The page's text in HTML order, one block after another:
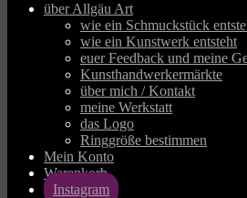
über Allgäu Art
wie ein Schmuckstück
wie ein Kunstwerk entsteht
euer Feedback und meine
Kunsthandwerkermärkte
über mich / Kontakt
meine Werkstatt
das Logo
Ringgröße bestimmen
Mein Konto
Warenkorb
Instagram